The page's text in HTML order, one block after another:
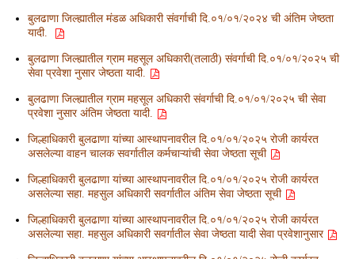
बुलढाणा जिल्ह्यातील मंडळ अधिकारी संवर्गाची दि.०१/०१/२०२४ ची अंतिम जेष्ठता
यादी.
बुलढाणा जिल्ह्यातील ग्राम महसूल अधिकारी(तलाठी) संवर्गाची दि.०१/०१/२०२५ ची
सेवा प्रवेशा नुसार जेष्ठता यादी.
बुलढाणा जिल्ह्यातील ग्राम महसूल अधिकारी संवर्गाची दि.०१/०१/२०२५ ची सेवा
प्रवेशा नुसार अंतिम जेष्ठता यादी.
जिल्हाधिकारी बुलढाणा यांच्या आस्थापनावरील दि.०१/०१/२०२५ रोजी कार्यरत
असलेल्या वाहन चालक सवर्गातील कर्मचाऱ्यांची सेवा जेष्ठता सूची
जिल्हाधिकारी बुलढाणा यांच्या आस्थापनावरील दि.०१/०१/२०२५ रोजी कार्यरत
असलेल्या सहा. महसुल अधिकारी सवर्गातील अंतिम सेवा जेष्ठता सूची
जिल्हाधिकारी बुलढाणा यांच्या आस्थापनावरील दि.०१/०१/२०२५ रोजी कार्यरत
असलेल्या सहा. महसुल अधिकारी सवर्गातील सेवा जेष्ठता यादी सेवा प्रवेशानुसार